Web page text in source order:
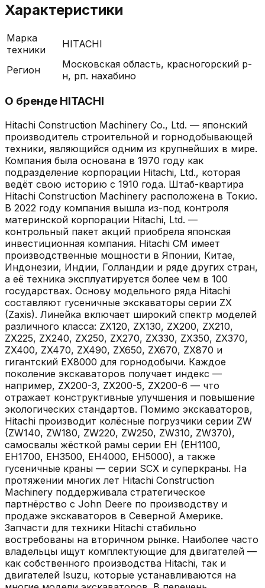
Характеристики
Марка
техники
HITACHI
Регион
Московская область, красногорский р-
н, рп. нахабино
О бренде HITACHI
Hitachi Construction Machinery Co., Ltd. — японский
производитель строительной и горнодобывающей
техники, являющийся одним из крупнейших в мире.
Компания была основана в 1970 году как
подразделение корпорации Hitachi, Ltd., которая
ведёт свою историю с 1910 года. Штаб-квартира
Hitachi Construction Machinery расположена в Токио.
В 2022 году компания вышла из-под контроля
материнской корпорации Hitachi, Ltd. —
контрольный пакет акций приобрела японская
инвестиционная компания. Hitachi CM имеет
производственные мощности в Японии, Китае,
Индонезии, Индии, Голландии и ряде других стран,
а её техника эксплуатируется более чем в 100
государствах. Основу модельного ряда Hitachi
составляют гусеничные экскаваторы серии ZX
(Zaxis). Линейка включает широкий спектр моделей
различного класса: ZX120, ZX130, ZX200, ZX210,
ZX225, ZX240, ZX250, ZX270, ZX330, ZX350, ZX370,
ZX400, ZX470, ZX490, ZX650, ZX670, ZX870 и
гигантский EX8000 для горнодобычи. Каждое
поколение экскаваторов получает индекс —
например, ZX200-3, ZX200-5, ZX200-6 — что
отражает конструктивные улучшения и повышение
экологических стандартов. Помимо экскаваторов,
Hitachi производит колёсные погрузчики серии ZW
(ZW140, ZW180, ZW220, ZW250, ZW310, ZW370),
самосвалы жёсткой рамы серии EH (EH1100,
EH1700, EH3500, EH4000, EH5000), а также
гусеничные краны — серии SCX и суперкраны. На
протяжении многих лет Hitachi Construction
Machinery поддерживала стратегическое
партнёрство с John Deere по производству и
продаже экскаваторов в Северной Америке.
Запчасти для техники Hitachi стабильно
востребованы на вторичном рынке. Наиболее часто
владельцы ищут комплектующие для двигателей —
как собственного производства Hitachi, так и
двигателей Isuzu, которые устанавливаются на